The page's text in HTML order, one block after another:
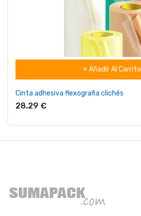
+ Añadir Al Carrito
Cinta adhesiva flexografia clichés
28,29 €